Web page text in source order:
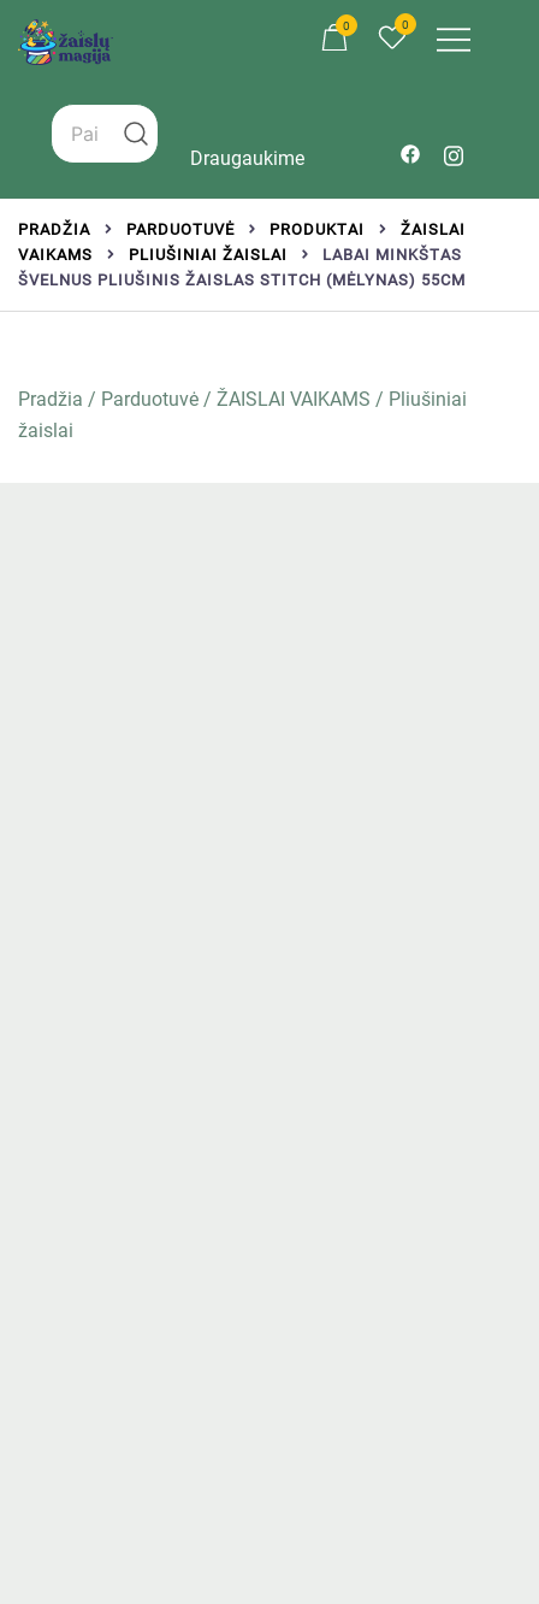
0 0
Draugaukime
PRADŽIA PARDUOTUVĖ PRODUKTAI
ŽAISLAI
VAIKAMS
PLIUŠINIAI ŽAISLAI
LABAI MINKŠTAS
ŠVELNUS PLIUŠINIS ŽAISLAS STITCH (MĖLYNAS) 55CM
Pradžia / Parduotuvė / ŽAISLAI VAIKAMS / Pliušiniai
žaislai